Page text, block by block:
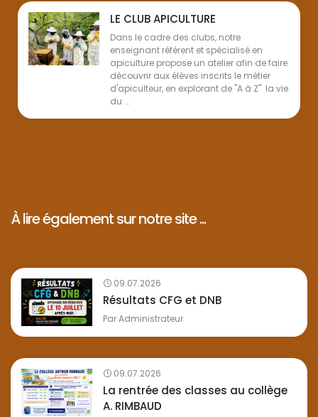
LE CLUB APICULTURE
Dans le cadre des clubs, notre
enseignant référent et spécialisé en
apiculture propose un atelier afin de faire
découvrir aux élèves inscrits le métier
d'apiculteur, en explorant de "A à Z" la vie
du ...
À lire également sur notre site ...
09.07.2026
Résultats CFG et DNB
ParAdministrateur
09.07.2026
La rentrée des classes au collège
A. RIMBAUD